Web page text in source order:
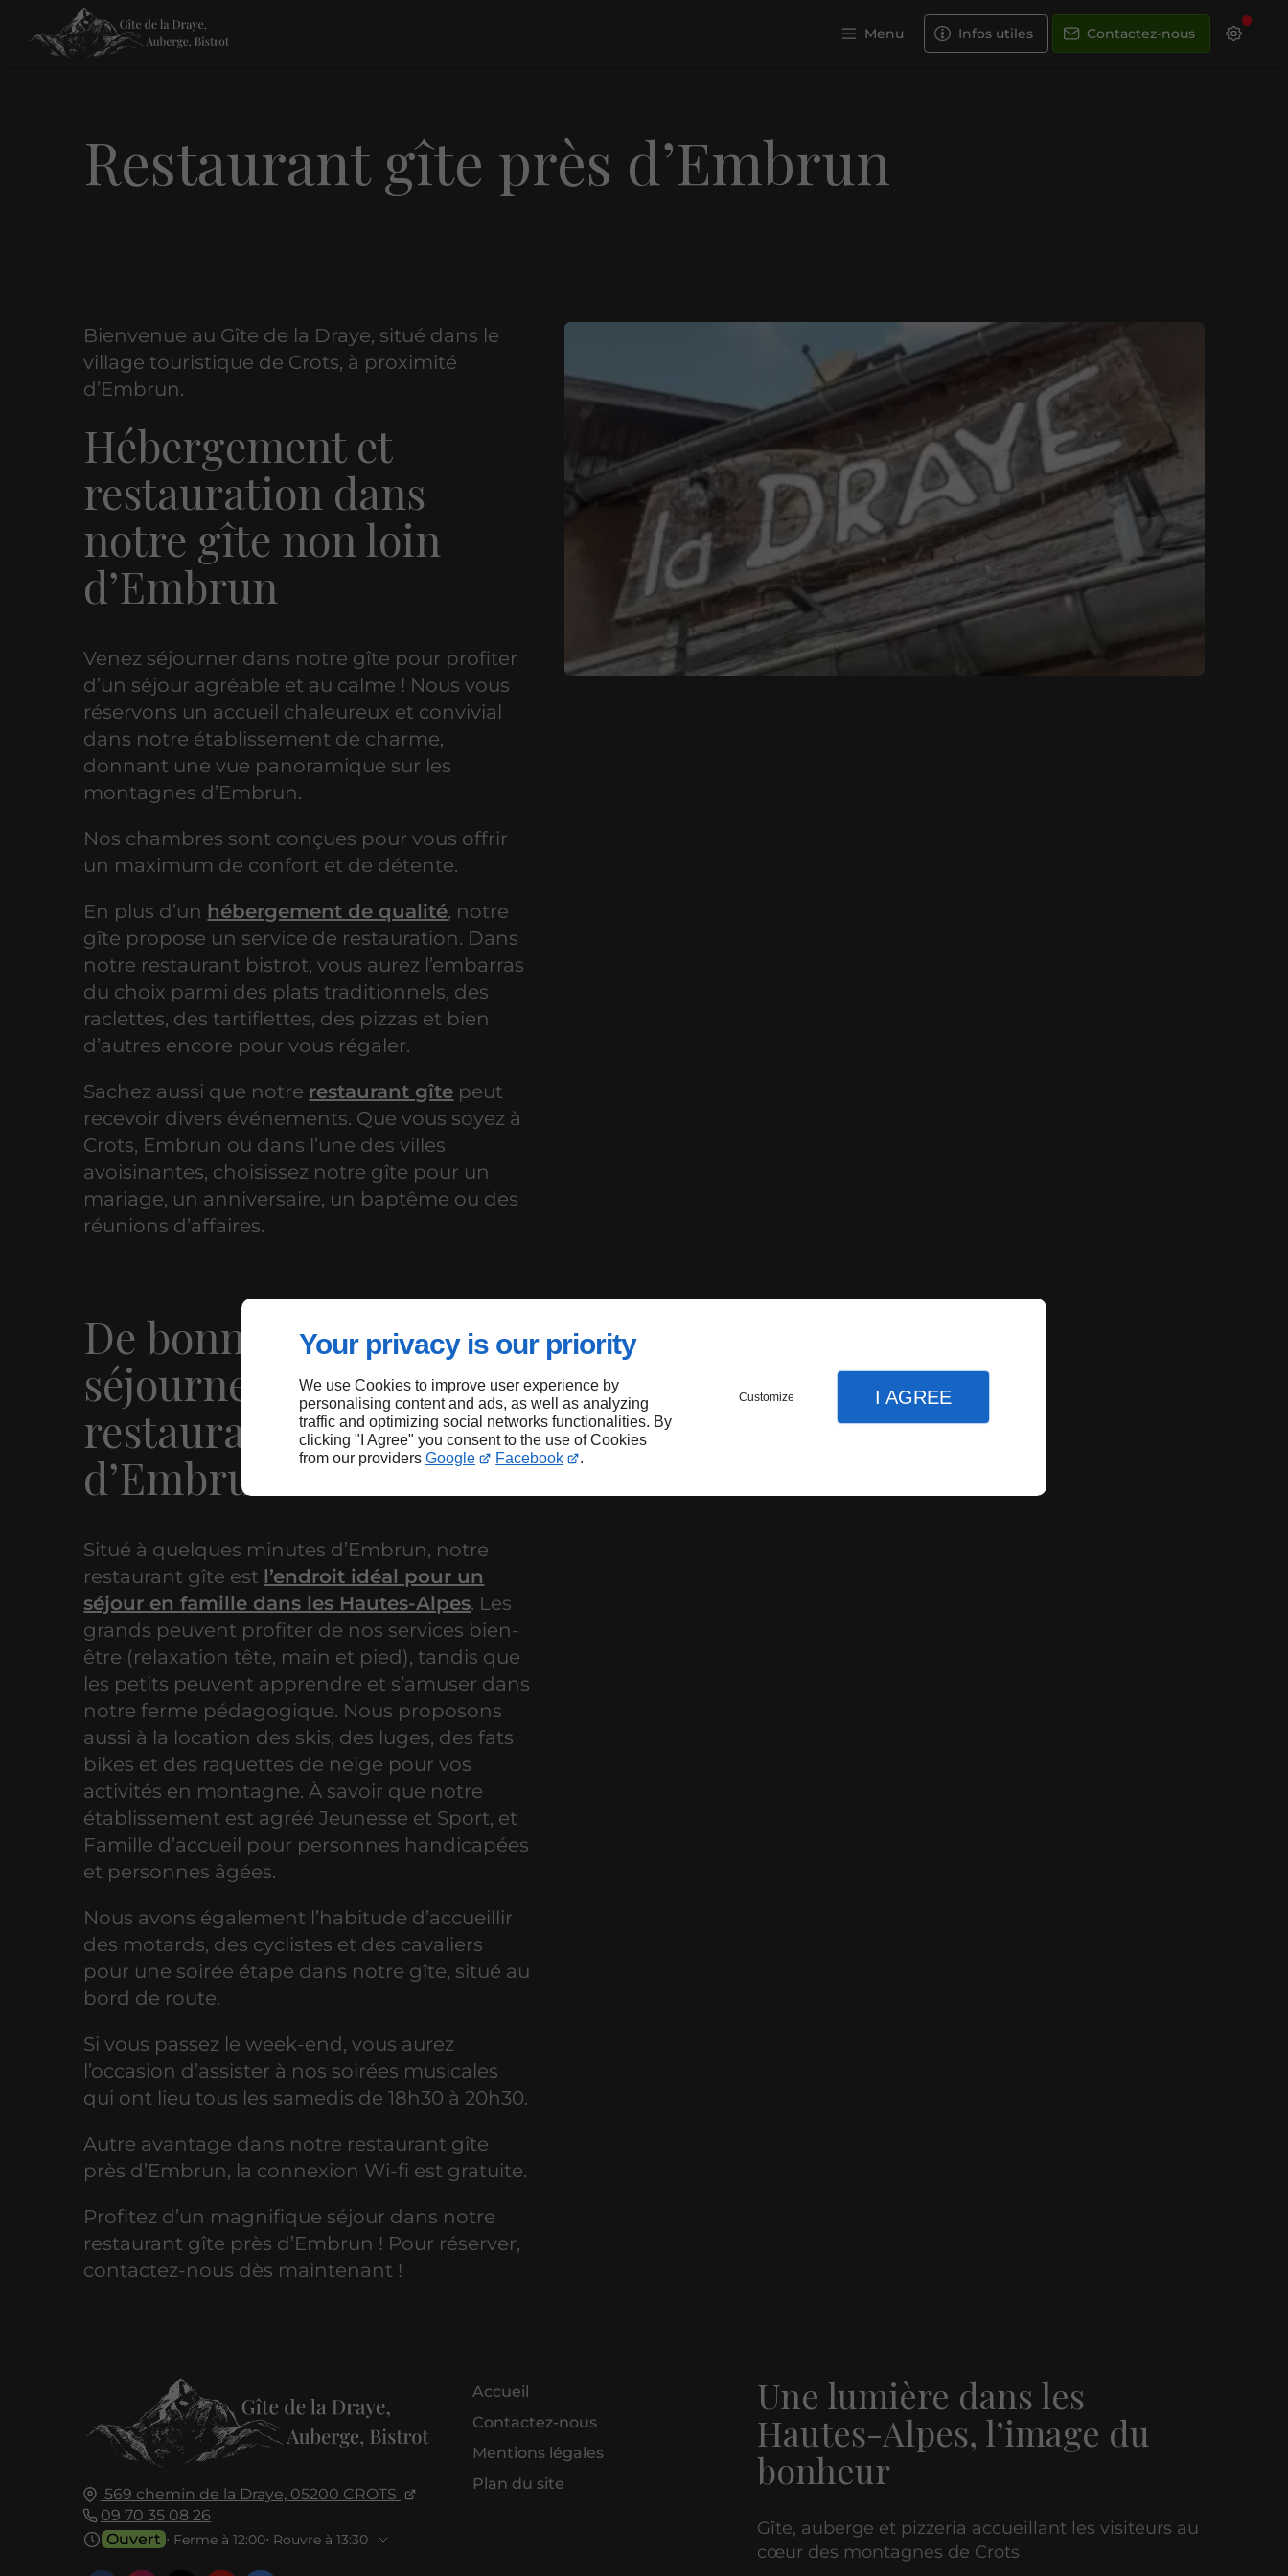
Your privacy is our priority
We use Cookies to improve user experience by
personalising content and ads, as well as analyzing
traffic and optimizing social networks functionalities. By
clicking "I Agree" you consent to the use of Cookies
from our providers Google Facebook .
Customize I AGREE
Menu Infos utiles Contactez-nous
Restaurant gîte près d’Embrun
Bienvenue au Gîte de la Draye, situé dans le
village touristique de Crots, à proximité
d’Embrun.
Hébergement et
restauration dans
notre gîte non loin
d’Embrun
Venez séjourner dans notre gîte pour profiter
d’un séjour agréable et au calme ! Nous vous
réservons un accueil chaleureux et convivial
dans notre établissement de charme,
donnant une vue panoramique sur les
montagnes d’Embrun.
Nos chambres sont conçues pour vous offrir
un maximum de confort et de détente.
En plus d’un hébergement de qualité, notre
gîte propose un service de restauration. Dans
notre restaurant bistrot, vous aurez l’embarras
du choix parmi des plats traditionnels, des
raclettes, des tartiflettes, des pizzas et bien
d’autres encore pour vous régaler.
Sachez aussi que notre restaurant gîte peut
recevoir divers événements. Que vous soyez à
Crots, Embrun ou dans l’une des villes
avoisinantes, choisissez notre gîte pour un
mariage, un anniversaire, un baptême ou des
réunions d’affaires.
De bonnes raisons de
séjourner dans notre
restaurant gîte près
d’Embrun
Situé à quelques minutes d’Embrun, notre
restaurant gîte est l’endroit idéal pour un
séjour en famille dans les Hautes-Alpes. Les
grands peuvent profiter de nos services bien-
être (relaxation tête, main et pied), tandis que
les petits peuvent apprendre et s’amuser dans
notre ferme pédagogique. Nous proposons
aussi à la location des skis, des luges, des fats
bikes et des raquettes de neige pour vos
activités en montagne. À savoir que notre
établissement est agréé Jeunesse et Sport, et
Famille d’accueil pour personnes handicapées
et personnes âgées.
Nous avons également l’habitude d’accueillir
des motards, des cyclistes et des cavaliers
pour une soirée étape dans notre gîte, situé au
bord de route.
Si vous passez le week-end, vous aurez
l’occasion d’assister à nos soirées musicales
qui ont lieu tous les samedis de 18h30 à 20h30.
Autre avantage dans notre restaurant gîte
près d’Embrun, la connexion Wi-fi est gratuite.
Profitez d’un magnifique séjour dans notre
restaurant gîte près d’Embrun ! Pour réserver,
contactez-nous dès maintenant !
569 chemin de la Draye, 05200 CROTS
09 70 35 08 26
Ouvert ⋅ Ferme à 12:00⋅ Rouvre à 13:30
Accueil
Contactez-nous
Mentions légales
Plan du site
Une lumière dans les
Hautes-Alpes, l’image du
bonheur
Gîte, auberge et pizzeria accueillant les visiteurs au
cœur des montagnes de Crots